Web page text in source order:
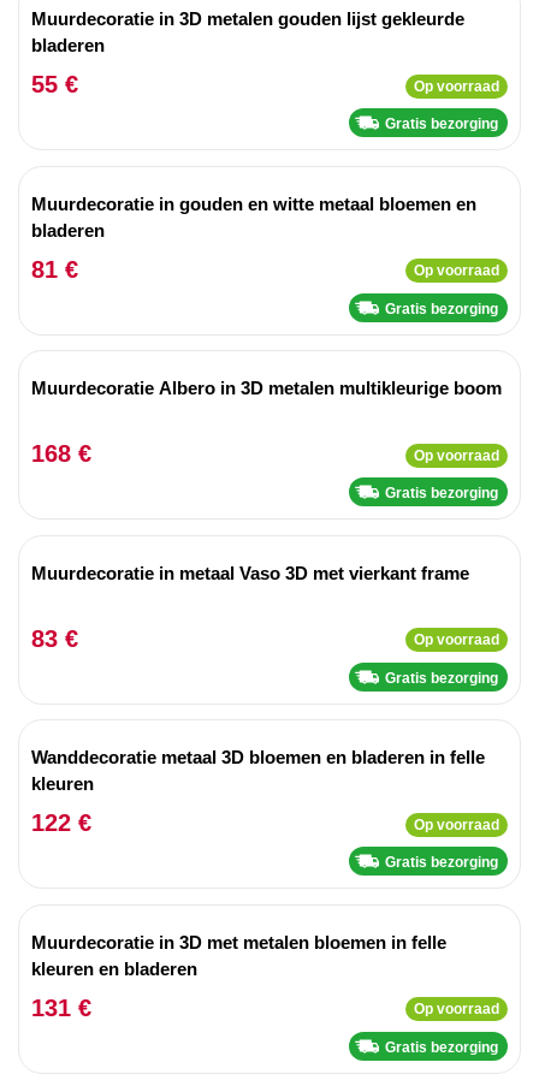
Muurdecoratie in 3D metalen gouden lijst gekleurde
bladeren
55 € Op voorraad
Gratis bezorging
Muurdecoratie in gouden en witte metaal bloemen en
bladeren
81 € Op voorraad
Gratis bezorging
Muurdecoratie Albero in 3D metalen multikleurige boom
168 € Op voorraad
Gratis bezorging
Muurdecoratie in metaal Vaso 3D met vierkant frame
83 € Op voorraad
Gratis bezorging
Wanddecoratie metaal 3D bloemen en bladeren in felle
kleuren
122 € Op voorraad
Gratis bezorging
Muurdecoratie in 3D met metalen bloemen in felle
kleuren en bladeren
131 € Op voorraad
Gratis bezorging